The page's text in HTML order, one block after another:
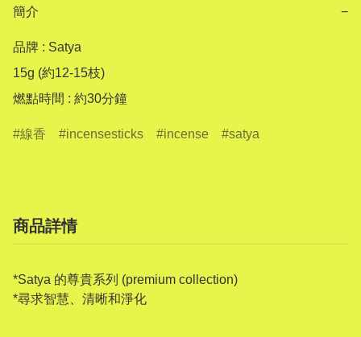
簡介 −
品牌 : Satya
15g (約12-15枝)
燃點時間 : 約30分鐘
線香 incensesticks incense satya
商品詳情
*Satya 的尊貴系列 (premium collection)
*尋求智慧、清晰和淨化